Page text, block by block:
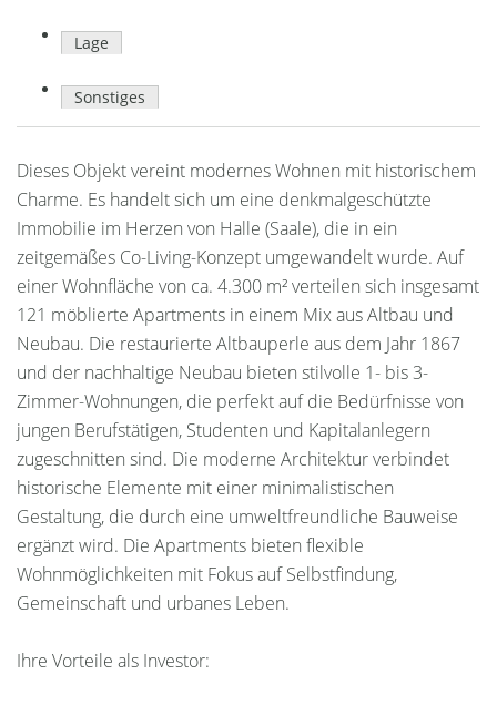
Lage
Sonstiges
Dieses Objekt vereint modernes Wohnen mit historischem
Charme. Es handelt sich um eine denkmalgeschützte
Immobilie im Herzen von Halle (Saale), die in ein
zeitgemäßes Co-Living-Konzept umgewandelt wurde. Auf
einer Wohnfläche von ca. 4.300 m² verteilen sich insgesamt
121 möblierte Apartments in einem Mix aus Altbau und
Neubau. Die restaurierte Altbauperle aus dem Jahr 1867
und der nachhaltige Neubau bieten stilvolle 1- bis 3-
Zimmer-Wohnungen, die perfekt auf die Bedürfnisse von
jungen Berufstätigen, Studenten und Kapitalanlegern
zugeschnitten sind. Die moderne Architektur verbindet
historische Elemente mit einer minimalistischen
Gestaltung, die durch eine umweltfreundliche Bauweise
ergänzt wird. Die Apartments bieten flexible
Wohnmöglichkeiten mit Fokus auf Selbstfindung,
Gemeinschaft und urbanes Leben.
Ihre Vorteile als Investor: